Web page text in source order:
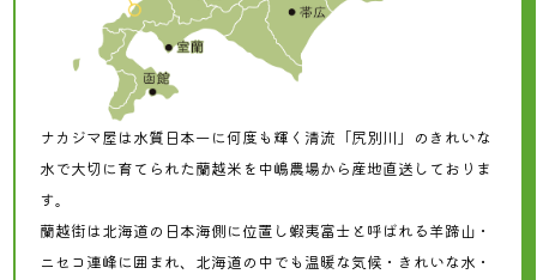
ナカジマ屋は水質日本一に何度も輝く清流「尻別川」のきれいな
水で大切に育てられた蘭越米を中嶋農場から産地直送しておりま
す。
蘭越街は北海道の日本海側に位置し蝦夷富士と呼ばれる羊蹄山・
ニセコ連峰に囲まれ、北海道の中でも温暖な気候・きれいな水・